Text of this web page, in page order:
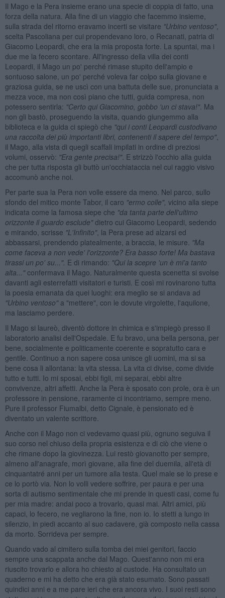
Il Mago e la Pera insieme erano una specie di coppia di fatto, una
forza della natura. Alla fine di un viaggio che facemmo insieme,
sulla strada del ritorno eravamo incerti se visitare "Urbino ventoso",
scelta Pascoliana per cui propendevano loro, o Recanati, patria di
Giacomo Leopardi, che era la mia proposta forte. La spuntai, ma i
due me la fecero scontare. All'ingresso della villa dei conti
Leopardi, il Mago un po' perché rimase stupito dell'ampio e
sontuoso salone, un po' perché voleva far colpo sulla giovane e
graziosa guida, se ne uscì con una battuta delle sue, pronunciata a
mezza voce, ma non così piano che tutti, guida compresa, non
potessero sentirla: "Certo qui Giacomino, gobbo 'un ci stava!". Ma
non gli bastò, proseguendo la visita, quando giungemmo alla
biblioteca e la guida ci spiegò che "qui i conti Leopardi custodivano
una raccolta dei più importanti libri, contenenti il sapere del tempo",
il Mago, alla vista di quegli scaffali impilati in ordine di preziosi
volumi, osservò: "Era gente precisa!". E strizzò l'occhio alla guida
che per tutta risposta gli buttò un'occhiataccia nel cui raggio visivo
accomunò anche noi.
Per parte sua la Pera non volle essere da meno. Nel parco, sullo
sfondo del mitico monte Tabor, il caro "ermo colle", vicino alla siepe
indicata come la famosa siepe che "da tanta parte dell'ultimo
orizzonte il guardo esclude"dietro cui Giacomo Leopardi, sedendo
e mirando, scrisse "L'Infinito", la Pera prese ad alzarsi ed
abbassarsi, prendendo platealmente, a braccia, le misure. "Ma
come faceva a non vede' l'orizzonte? Era basso forte! Ma bastava
tirassi un po' su...". E di rimando: "Qui la scepre 'un è mi'a tanto
alta..."confermava il Mago. Naturalmente questa scenetta si svolse
davanti agli esterrefatti visitatori e turisti. E così mi rovinarono tutta
la poesia emanata da quei luoghi: era meglio se si andava ad
"Urbino ventoso"a "mettere", con le dovute virgolette, l'aquilone,
ma lasciamo perdere.
Il Mago si laureò, diventò dottore in chimica e s'impiegò presso il
laboratorio analisi dell'Ospedale. E fu bravo, una bella persona, per
bene, socialmente e politicamente coerente e sopratutto cara e
gentile. Continuo a non sapere cosa unisce gli uomini, ma si sa
bene cosa li allontana: la vita stessa. La vita ci divise, come divide
tutto e tutti. Io mi sposai, ebbi figli, mi separai, ebbi altre
convivenze, altri affetti. Anche la Pera è sposato con prole, ora è un
professore in pensione, raramente ci incontriamo, sempre meno.
Pure il professor Fiumalbi, detto Cignale, è pensionato ed è
diventato un valente scrittore.
Anche con il Mago non ci vedevamo quasi più, ognuno seguiva il
suo corso nel chiuso della propria esistenza e di ciò che viene o
che rimane dopo la giovinezza. Lui restò giovanotto per sempre,
almeno all'anagrafe, morì giovane, alla fine del duemila, all'età di
cinquantatré anni per un tumore alla testa. Quel male se lo prese e
ce lo portò via. Non lo volli vedere soffrire, per paura e per una
sorta di autismo sentimentale che mi prende in questi casi, come fu
per mia madre: andai poco a trovarlo, quasi mai. Altri amici, più
capaci, lo fecero, ne vegliarono la fine, non io. Io stetti a lungo in
silenzio, in piedi accanto al suo cadavere, già composto nella cassa
da morto. Sorrideva per sempre.
Quando vado al cimitero sulla tomba dei miei genitori, faccio
sempre una scappata anche dal Mago. Quest'anno non mi era
riuscito trovarlo e allora ho chiesto al custode. Ha consultato un
quaderno e mi ha detto che era già stato esumato. Sono passati
quindici anni e a me pare ieri che era ancora vivo. I suoi resti sono